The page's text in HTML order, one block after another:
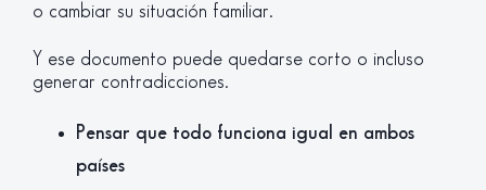
o cambiar su situación familiar.
Y ese documento puede quedarse corto o incluso
generar contradicciones.
Pensar que todo funciona igual en ambos
países